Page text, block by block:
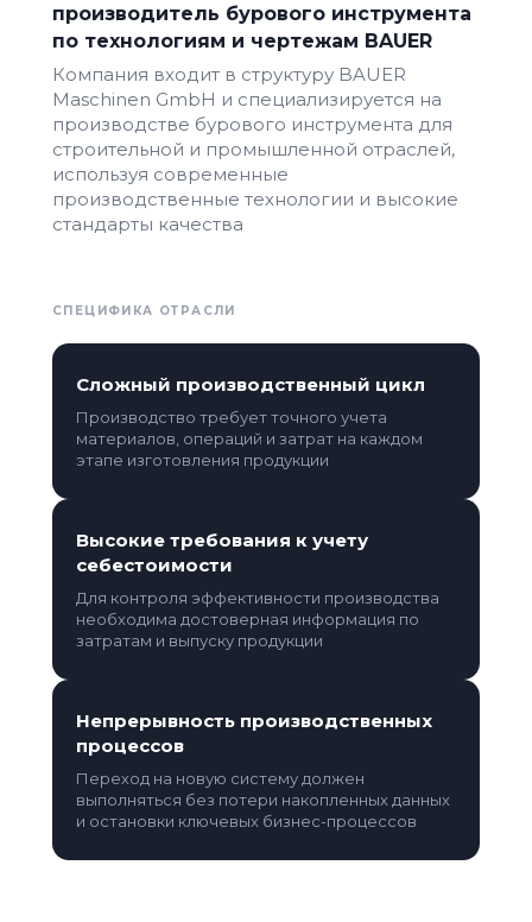
производитель бурового инструмента
по технологиям и чертежам BAUER
Компания входит в структуру BAUER
Maschinen GmbH и специализируется на
производстве бурового инструмента для
строительной и промышленной отраслей,
используя современные
производственные технологии и высокие
стандарты качества
СПЕЦИФИКА ОТРАСЛИ
Сложный производственный цикл
Производство требует точного учета
материалов, операций и затрат на каждом
этапе изготовления продукции
Высокие требования к учету
себестоимости
Для контроля эффективности производства
необходима достоверная информация по
затратам и выпуску продукции
Непрерывность производственных
процессов
Переход на новую систему должен
выполняться без потери накопленных данных
и остановки ключевых бизнес-процессов